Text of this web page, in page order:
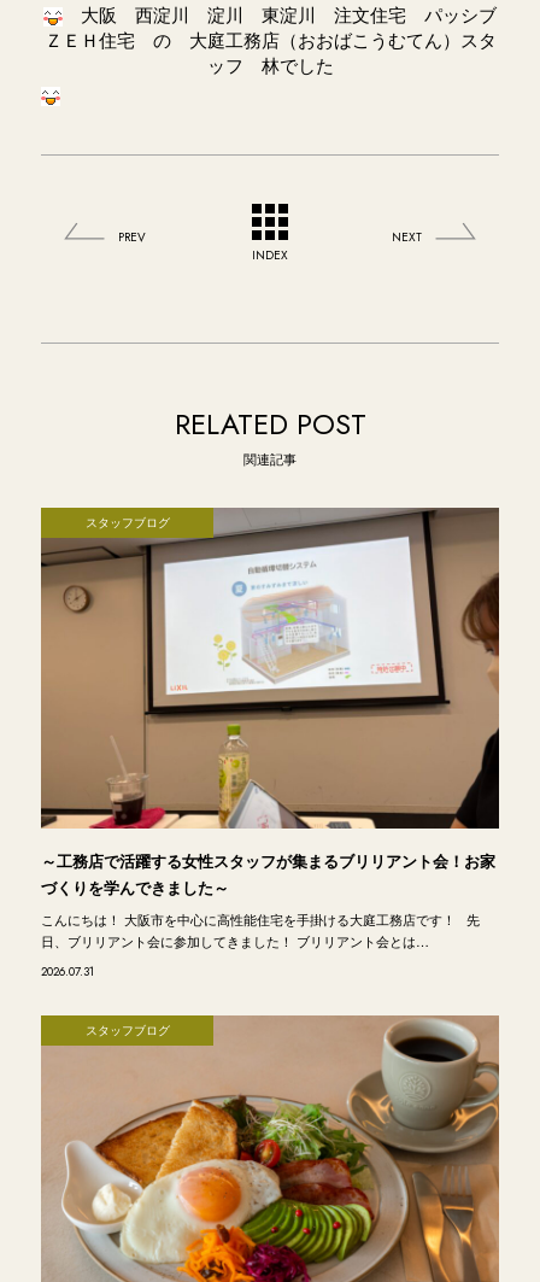
大阪 西淀川 淀川 東淀川 注文住宅 パッシブ
ＺＥＨ住宅 の 大庭工務店（おおばこうむてん）スタ
ッフ 林でした
PREV
INDEX
NEXT
RELATED POST
関連記事
スタッフブログ
～工務店で活躍する女性スタッフが集まるブリリアント会！お家
づくりを学んできました～
こんにちは！ 大阪市を中心に高性能住宅を手掛ける大庭工務店です！ 先
日、ブリリアント会に参加してきました！ ブリリアント会とは…
2026.07.31
スタッフブログ